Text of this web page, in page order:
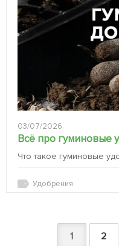
03/07/2026
Всё про гуминовые
Что такое гуминовые
Удобрения
1 2